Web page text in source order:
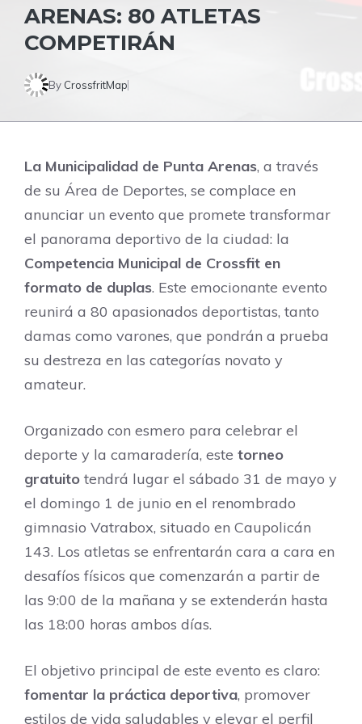
ARENAS: 80 ATLETAS
COMPETIRÁN
By CrossfritMap
La Municipalidad de Punta Arenas, a través
de su Área de Deportes, se complace en
anunciar un evento que promete transformar
el panorama deportivo de la ciudad: la
Competencia Municipal de Crossfit en
formato de duplas. Este emocionante evento
reunirá a 80 apasionados deportistas, tanto
damas como varones, que pondrán a prueba
su destreza en las categorías novato y
amateur.
Organizado con esmero para celebrar el
deporte y la camaradería, este torneo
gratuito tendrá lugar el sábado 31 de mayo y
el domingo 1 de junio en el renombrado
gimnasio Vatrabox, situado en Caupolicán
143. Los atletas se enfrentarán cara a cara en
desafíos físicos que comenzarán a partir de
las 9:00 de la mañana y se extenderán hasta
las 18:00 horas ambos días.
El objetivo principal de este evento es claro:
fomentar la práctica deportiva, promover
estilos de vida saludables y elevar el perfil